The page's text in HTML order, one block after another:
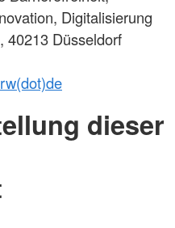
Digitalisierung
40213 Düsseldorf
dieser